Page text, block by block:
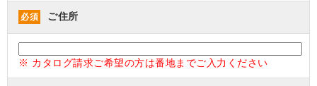
必須 ご住所
※ カタログ請求ご希望の方は番地までご入力ください